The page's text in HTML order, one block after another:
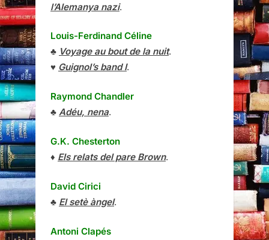
l’Alemanya nazi.
Louis-Ferdinand Céline
♣ Voyage au bout de la nuit.
♥ Guignol’s band I.
Raymond Chandler
♣ Adéu, nena.
G.K. Chesterton
♦ Els relats del pare Brown.
David Cirici
♣ El setè àngel.
Antoni Clapés